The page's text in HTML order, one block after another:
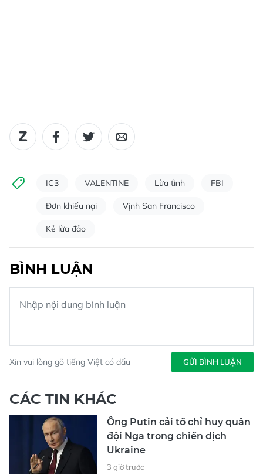
IC3 VALENTINE Lừa tình FBI
Đơn khiếu nại Vịnh San Francisco
Kẻ lừa đảo
BÌNH LUẬN
Xin vui lòng gõ tiếng Việt có dấu GỬI BÌNH LUẬN
CÁC TIN KHÁC
Ông Putin cải tổ chỉ huy quân
đội Nga trong chiến dịch
Ukraine
3 giờ trước